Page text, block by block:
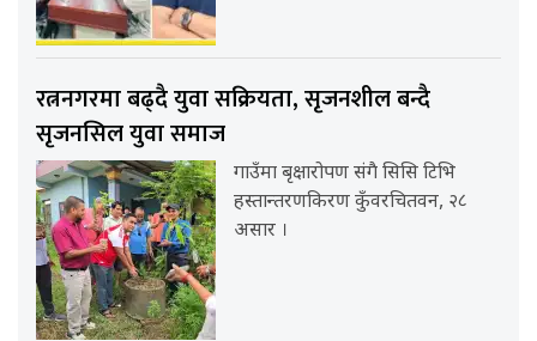
रत्ननगरमा बढ्दै युवा सक्रियता, सृजनशील बन्दै
सृजनसिल युवा समाज
गाउँमा बृक्षारोपण संगै सिसि टिभि
हस्तान्तरणकिरण कुँवरचितवन, २८
असार ।